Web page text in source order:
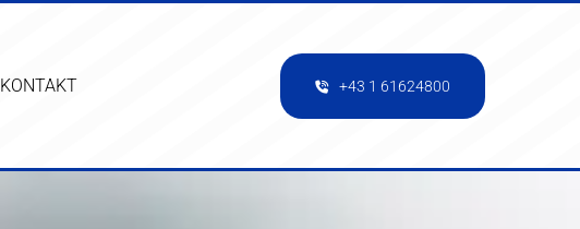
KONTAKT +43 1 61624800